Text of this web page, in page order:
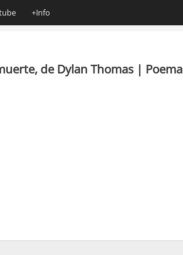
+Info
de Dylan Thomas | Poema